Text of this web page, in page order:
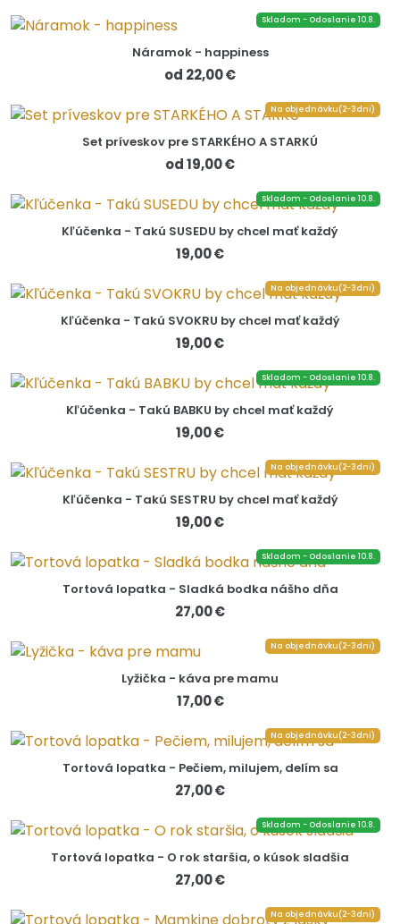
Skladom - Odoslanie 10.8.
Náramok - happiness
od 22,00 €
Na objednávku(2-3dni)
Set príveskov pre STARKÉHO A STARKÚ
od 19,00 €
Skladom - Odoslanie 10.8.
Kľúčenka - Takú SUSEDU by chcel mať každý
19,00 €
Na objednávku(2-3dni)
Kľúčenka - Takú SVOKRU by chcel mať každý
19,00 €
Skladom - Odoslanie 10.8.
Kľúčenka - Takú BABKU by chcel mať každý
19,00 €
Na objednávku(2-3dni)
Kľúčenka - Takú SESTRU by chcel mať každý
19,00 €
Skladom - Odoslanie 10.8.
Tortová lopatka - Sladká bodka nášho dňa
27,00 €
Na objednávku(2-3dni)
Lyžička - káva pre mamu
17,00 €
Na objednávku(2-3dni)
Tortová lopatka - Pečiem, milujem, delím sa
27,00 €
Skladom - Odoslanie 10.8.
Tortová lopatka - O rok staršia, o kúsok sladšia
27,00 €
Na objednávku(2-3dni)